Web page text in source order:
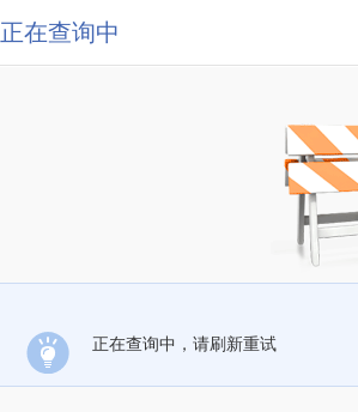
正在查询中
正在查询中，请刷新重试